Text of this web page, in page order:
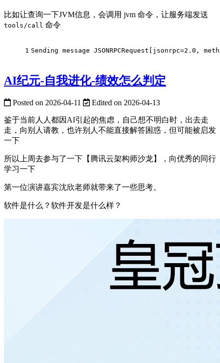
比如让查询一下JVM信息，会调用 jvm 命令，让服务端发送
tools/call 命令
1 Sending message JSONRPCRequest[jsonrpc=2.0,
AI纪元-自我进化-绩效怎么判定
Posted on 2026-04-11 Edited on 2026-04-13
鉴于当前人人都因AI引起的焦虑，自己想不明白时，出去走
走，向别人请教，也许别人不能直接解答困惑，但可能被启发
一下
所以上周去参与了一下【腾讯云架构师沙龙】，向优秀的同行
学习一下
第一位演讲嘉宾沈欣老师就带来了一些思考。
软件是什么？软件开发是什么样？